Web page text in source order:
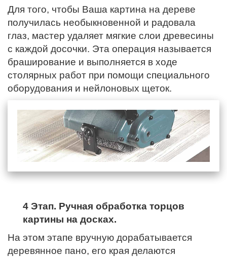
Для того, чтобы Ваша картина на дереве
получилась необыкновенной и радовала
глаз, мастер удаляет мягкие слои древесины
с каждой досочки. Эта операция называется
браширование и выполняется в ходе
столярных работ при помощи специального
оборудования и нейлоновых щеток.
4 Этап. Ручная обработка торцов
картины на досках.
На этом этапе вручную дорабатывается
деревянное пано, его края делаются